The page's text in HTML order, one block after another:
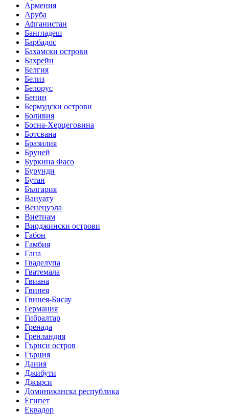
Армения
Аруба
Афганистан
Бангладеш
Барбадос
Бахамски острови
Бахрейн
Белгия
Белиз
Белорус
Бенин
Бермудски острови
Боливия
Босна-Херцеговина
Ботсвана
Бразилия
Бруней
Буркина Фасо
Бурунди
Бутан
България
Вануату
Венецуэла
Виетнам
Вирджински острови
Габон
Гамбия
Гана
Гваделупа
Гватемала
Гвиана
Гвинея
Гвинея-Бисау
Германия
Гибралтар
Гренада
Гренландия
Гърнси остров
Гърция
Дания
Джибути
Джърси
Доминиканска республика
Египет
Еквадор